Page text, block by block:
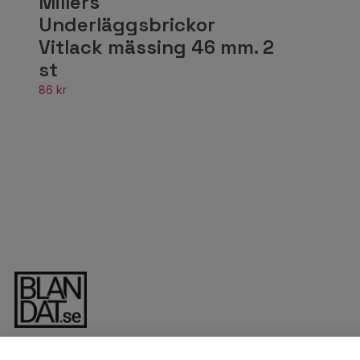
Underläggsbrickor
Vitlack mässing 46 mm. 2
st
86 kr